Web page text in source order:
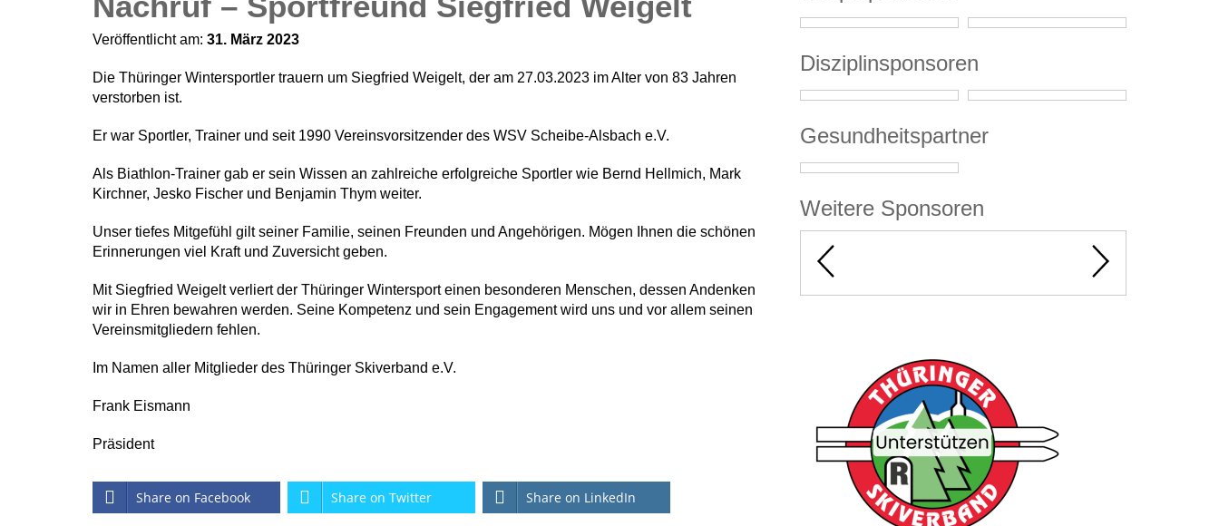
Veröffentlicht am: 31. März 2023
Die Thüringer Wintersportler trauern um Siegfried Weigelt, der am 27.03.2023 im Alter von 83 Jahren
verstorben ist.
Er war Sportler, Trainer und seit 1990 Vereinsvorsitzender des WSV Scheibe-Alsbach e.V.
Als Biathlon-Trainer gab er sein Wissen an zahlreiche erfolgreiche Sportler wie Bernd Hellmich, Mark
Kirchner, Jesko Fischer und Benjamin Thym weiter.
Unser tiefes Mitgefühl gilt seiner Familie, seinen Freunden und Angehörigen. Mögen Ihnen die schönen
Erinnerungen viel Kraft und Zuversicht geben.
Mit Siegfried Weigelt verliert der Thüringer Wintersport einen besonderen Menschen, dessen Andenken
wir in Ehren bewahren werden. Seine Kompetenz und sein Engagement wird uns und vor allem seinen
Vereinsmitgliedern fehlen.
Im Namen aller Mitglieder des Thüringer Skiverband e.V.
Frank Eismann
Präsident
Share on Facebook Share on Twitter Share on LinkedIn
Disziplinsponsoren
Gesundheitspartner
Weitere Sponsoren